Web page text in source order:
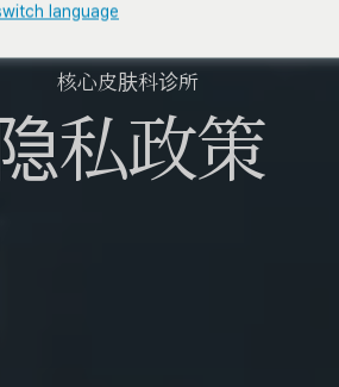
核心皮肤科诊所
私政策
language